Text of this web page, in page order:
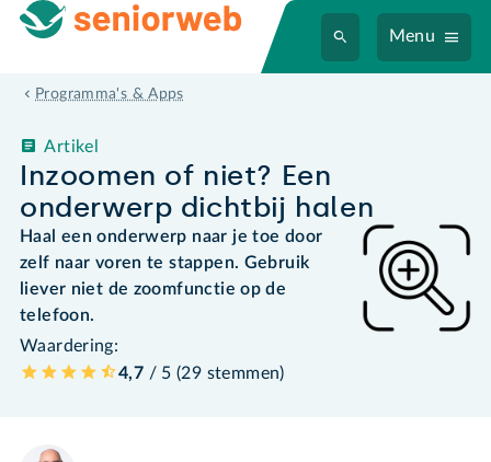
Menu
Programma's & Apps
Inzoomen of niet? Een
onderwerp dichtbij halen
Artikel
Haal een onderwerp naar je toe door
zelf naar voren te stappen. Gebruik
liever niet de zoomfunctie op de
telefoon.
Waardering:
4,7 / 5 (29 stemmen)